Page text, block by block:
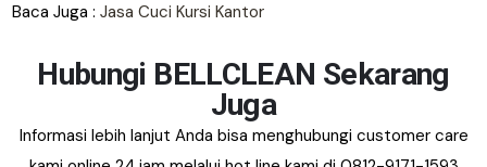
Baca Juga :Jasa Cuci Kursi Kantor
Hubungi BELLCLEAN Sekarang
Juga
Informasi lebih lanjut Anda bisa menghubungi customer care